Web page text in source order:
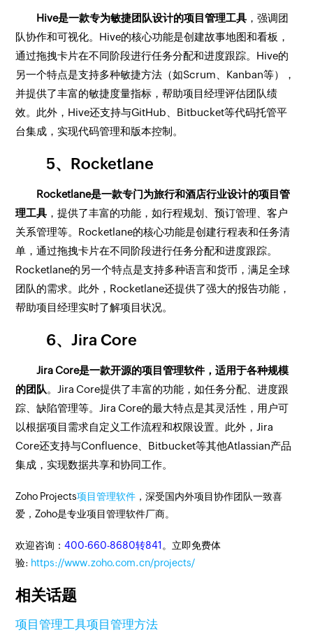
Hive是一款专为敏捷团队设计的项目管理工具 ，强调团
队协作和可视化。Hive的核心功能是创建故事地图和看板，
通过拖拽卡片在不同阶段进行任务分配和进度跟踪。Hive的
另一个特点是支持多种敏捷方法（如Scrum、Kanban等），
并提供了丰富的敏捷度量指标，帮助项目经理评估团队绩
效。此外，Hive还支持与GitHub、Bitbucket等代码托管平
台集成，实现代码管理和版本控制。
5、Rocketlane
Rocketlane是一款专门为旅行和酒店行业设计的项目管
理工具 ，提供了丰富的功能，如行程规划、预订管理、客户
关系管理等。Rocketlane的核心功能是创建行程表和任务清
单，通过拖拽卡片在不同阶段进行任务分配和进度跟踪。
Rocketlane的另一个特点是支持多种语言和货币，满足全球
团队的需求。此外，Rocketlane还提供了强大的报告功能，
帮助项目经理实时了解项目状况。
6、Jira Core
Jira Core是一款开源的项目管理软件，适用于各种规模
的团队。Jira Core提供了丰富的功能，如任务分配、进度跟
踪、缺陷管理等。Jira Core的最大特点是其灵活性，用户可
以根据项目需求自定义工作流程和权限设置。此外，Jira
Core还支持与Confluence、Bitbucket等其他Atlassian产品
集成，实现数据共享和协同工作。
Zoho Projects项目管理软件 ，深受国内外项目协作团队一致喜
爱，Zoho是专业项目管理软件厂商。
欢迎咨询：400-660-8680转841 。立即免费体
验: https://www.zoho.com.cn/projects/
相关话题
项目管理工具项目管理方法